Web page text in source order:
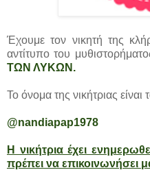
Έχουμε τον νικητή της
αντίτυπο του
ΤΩΝ ΛΥΚΩΝ.
Το όνομα της νικήτριας είναι
@nandiapap1978
Η νικήτρια έχει
πρέπει να επικοινωνήσει